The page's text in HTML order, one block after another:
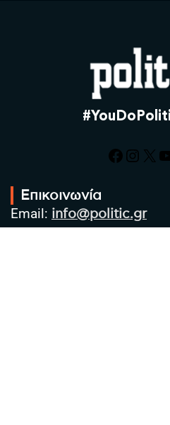
X
Επικοινωνία
Email: info@politic.gr
Τηλ: